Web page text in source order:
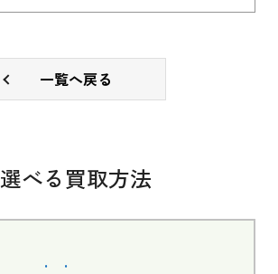
一覧へ戻る
選べる買取方法